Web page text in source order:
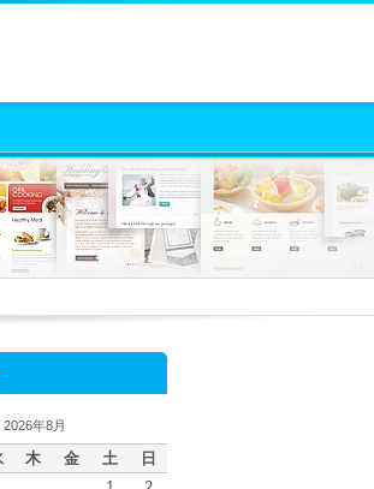
2026年8月
木 金 土
日